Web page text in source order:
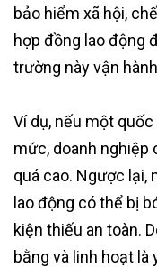
bảo hiểm xã hội,
hợp đồng lao động
trường này vận
Ví dụ, nếu một
mức, doanh nghiệp
quá cao. Ngược lại,
lao động có thể bị
kiện thiếu an toàn.
bằng và linh hoạt